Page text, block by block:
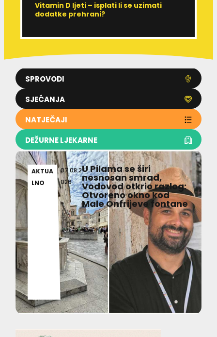
SPROVODI
SJEĆANJA
NATJEČAJI
DEŽURNE LJEKARNE
Vitamin D ljeti – isplati li se uzimati
dodatke prehrani?
AKTUA
LNO
07.08.2
026
U Pilama se širi
nesnosan smrad,
Vodovod otkrio razlog:
Otvoreno okno kod
Male Onfrijeve fontane